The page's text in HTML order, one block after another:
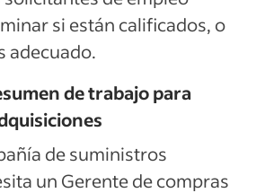
si están calificados, o
adecuado.
de trabajo para
de suministros
un Gerente de compras